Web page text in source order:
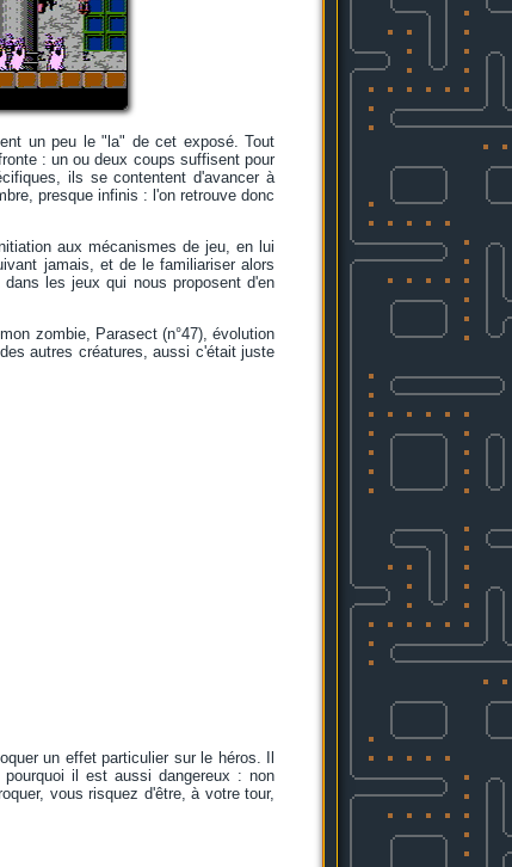
un peu le "la" de cet exposé. Tout
: un ou deux coups suffisent pour
ils se contentent d'avancer à
presque infinis : l'on retrouve donc
aux mécanismes de jeu, en lui
jamais, et de le familiariser alors
les jeux qui nous proposent d'en
zombie, Parasect (n°47), évolution
autres créatures, aussi c'était juste
un effet particulier sur le héros. Il
il est aussi dangereux : non
vous risquez d'être, à votre tour,